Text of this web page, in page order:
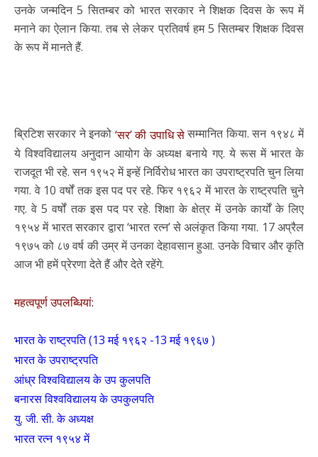
उनके जन्मदिन 5 सितम्बर को भारत सरकार ने शिक्षक दिवस के रूप में
मनाने का ऐलान किया. तब से लेकर प्रतिवर्ष हम 5 सितम्बर शिक्षक दिवस
के रूप में मानते हैं.
ब्रिटिश सरकार ने इनको ‘सर’ की उपाधि सेसम्मानित किया. सन १९४८ में
ये विश्वविद्यालय अनुदान आयोग के अध्यक्ष बनाये गए. ये रूस में भारत के
राजदूत भी रहे. सन १९५२ में इन्हें निर्विरोध भारत का उपराष्ट्रपति चुन लिया
गया. वे 10 वर्षों तक इस पद पर रहे. फिर १९६२ में भारत के राष्ट्रपति चुने
गए. वे 5 वर्षों तक इस पद पर रहे. शिक्षा के क्षेत्र में उनके कार्यों के लिए
१९५४ में भारत सरकार द्वारा ‘भारत रत्न’ से अलंकृत किया गया. 17 अप्रैल
१९७५ को ८७ वर्ष की उम्र में उनका देहावसान हुआ. उनके विचार और कृति
आज भी हमें प्रेरणा देते हैं और देते रहेंगे.
महत्वपूर्ण उपलब्धियां:
भारत के राष्ट्रपति (13 मई १९६२ -13 मई १९६७ )
भारत के उपराष्ट्रपति
आंध्र विश्वविद्यालय के उप कुलपति
बनारस विश्वविद्यालय के उपकुलपति
यु. जी. सी. के अध्यक्ष
भारत रत्न १९५४ में